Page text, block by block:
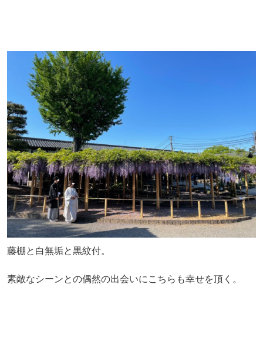
藤棚と白無垢と黒紋付。
素敵なシーンとの偶然の出会いにこちらも幸せを頂く。